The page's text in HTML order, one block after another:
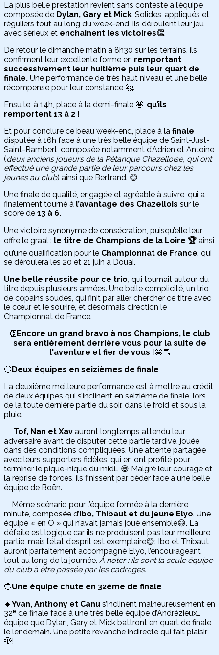
La plus belle prestation revient sans conteste à l’équipe
composée de Dylan, Gary et Mick. Solides, appliqués et
réguliers tout au long du week-end, ils déroulent leur jeu
avec sérieux et enchainent les victoires👏.
De retour le dimanche matin à 8h30 sur les terrains, ils
confirment leur excellente forme en remportant
successivement leur huitième puis leur quart de
finale. Une performance de très haut niveau et une belle
récompense pour leur constance 🤗.
Ensuite, à 14h, place à la demi-finale 🤩, qu’ils
remportent 13 à 2 !
Et pour conclure ce beau week-end, place à la finale
disputée à 16h face à une très belle équipe de Saint-Just-
Saint-Rambert, composée notamment d’Adrien et Antoine
(deux anciens joueurs de la Pétanque Chazelloise, qui ont
effectué une grande partie de leur parcours chez les
jeunes au club) ainsi que Bertrand. 😊
Une finale de qualité, engagée et agréable à suivre, qui a
finalement tourné à l’avantage des Chazellois sur le
score de 13 à 6.
Une victoire synonyme de consécration, puisqu’elle leur
offre le graal : le titre de Champions de la Loire 🏆 ainsi
qu’une qualification pour le Championnat de France, qui
se déroulera les 20 et 21 juin à Douai.
Une belle réussite pour ce trio, qui tournait autour du
titre depuis plusieurs années. Une belle complicité, un trio
de copains soudés, qui finit par aller chercher ce titre avec
le cœur et le sourire, et désormais direction le
Championnat de France.
👏 Encore un grand bravo à nos Champions, le club
sera entièrement derrière vous pour la suite de
l'aventure et fier de vous !🤩👏
🔵 Deux équipes en seizièmes de finale
La deuxième meilleure performance est à mettre au crédit
de deux équipes qui s’inclinent en seizième de finale, lors
de la toute dernière partie du soir, dans le froid et sous la
pluie.
🔹 Tof, Nan et Xav auront longtemps attendu leur
adversaire avant de disputer cette partie tardive, jouée
dans des conditions compliquées. Une attente partagée
avec leurs supporters fidèles, qui en ont profité pour
terminer le pique-nique du midi… 😄 Malgré leur courage et
la reprise de forces, ils finissent par céder face à une belle
équipe de Boën.
🔹Même scénario pour l’équipe formée à la dernière
minute, composée d’ Ibo, Thibaut et du jeune Elyo. Une
équipe « en O » qui n’avait jamais joué ensemble😅. La
défaite est logique car ils ne produisent pas leur meilleure
partie, mais l’état d’esprit est exemplaire😊: Ibo et Thibaut
auront parfaitement accompagné Elyo, l’encourageant
tout au long de la journée. À noter : ils sont la seule équipe
du club à être passée par les cadrages.
🔵Une équipe chute en 32ème de finale
🔹 Yvan, Anthony et Canu s’inclinent malheureusement en
32ᵉ de finale face à une très belle équipe d’Andrézieux…
équipe que Dylan, Gary et Mick battront en quart de finale
le lendemain. Une petite revanche indirecte qui fait plaisir
🫣!